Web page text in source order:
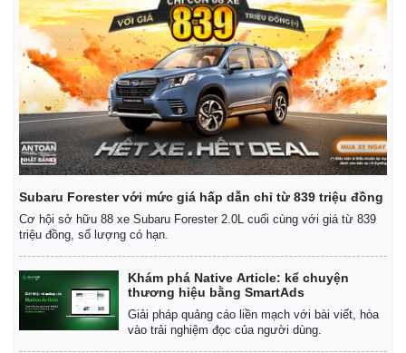
Subaru Forester với mức giá hấp dẫn chỉ từ 839 triệu đồng
Cơ hội sở hữu 88 xe Subaru Forester 2.0L cuối cùng với giá từ 839
triệu đồng, số lượng có hạn.
Khám phá Native Article: kể chuyện
thương hiệu bằng SmartAds
Giải pháp quảng cáo liền mạch với bài viết, hòa
vào trải nghiệm đọc của người dùng.